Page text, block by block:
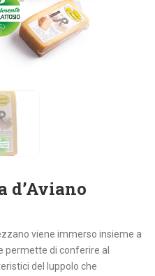
d’Aviano
viene immerso insieme a
permette di conferire al
del luppolo che